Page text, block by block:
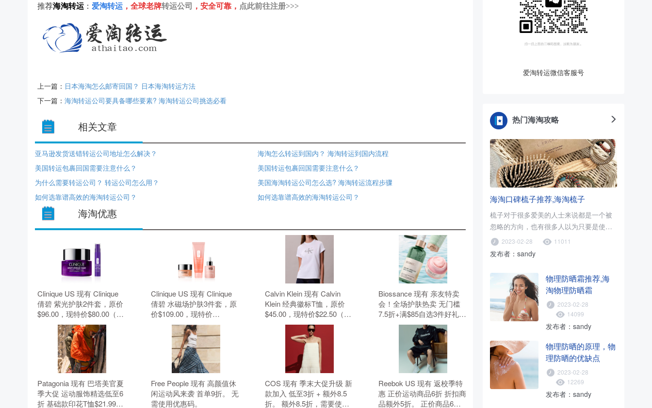
推荐海淘转运 ： 爱淘转运 ，全球老牌转运公司 ，安全可靠， 点此前往注册>>>
上一篇： 日本海淘怎么邮寄回国？ 日本海淘转运方法
下一篇： 海淘转运公司要具备哪些要素? 海淘转运公司挑选必看
相关文章
亚马逊发货送错转运公司地址怎么解决？
海淘怎么转运到国内？ 海淘转运到国内流程
美国转运包裹回国需要注意什么？
美国转运包裹回国需要注意什么？
为什么需要转运公司？ 转运公司怎么用？
美国海淘转运公司怎么选? 海淘转运流程步骤
如何选靠谱高效的海淘转运公司？
如何选靠谱高效的海淘转运公司？
海淘优惠
Clinique US 现有 Clinique
倩碧 紫光护肤2件套，原价
$96.00，现特价$80.00（约
541.24元）。 无需使用优惠
Clinique US 现有 Clinique
倩碧 水磁场护肤3件套，原
价$109.00，现特价
$91.00（约615.66元）。 无
需使用优惠码。
Calvin Klein 现有 Calvin
Klein 经典徽标T恤，原价
$45.00，现特价$22.50（约
152.19元）。 无需使用优惠
Biossance 现有 亲友特卖
会！全场护肤热卖 无门槛
7.5折+满$85自选3件好礼。
无需使用优惠码。
Patagonia 现有 巴塔美官夏
季大促 运动服饰精选低至6
折 基础款印花T恤$21.99。
Free People 现有 高颜值休
闲运动风来袭 首单9折。 无
需使用优惠码。
COS 现有 季末大促升级 新
款加入 低至3折 + 额外8.5
折。 额外8.5折，需要使用
Reebok US 现有 返校季特
惠 正价运动商品6折 折扣商
品额外5折。 正价商品6
爱淘转运微信客服号
热门海淘攻略
海淘口碑梳子推荐,海淘梳子
梳子对于很多爱美的人士来说都是一个被
忽略的方向，也有很多人以为只要是使用
木梳就可以了，只要促进血液循环..
2023-02-28 11011
发布者：sandy
物理防晒霜推荐,海
淘物理防晒霜
2023-02-28
14099
发布者：sandy
物理防晒的原理，物
理防晒的优缺点
2023-02-28
12269
发布者：sandy